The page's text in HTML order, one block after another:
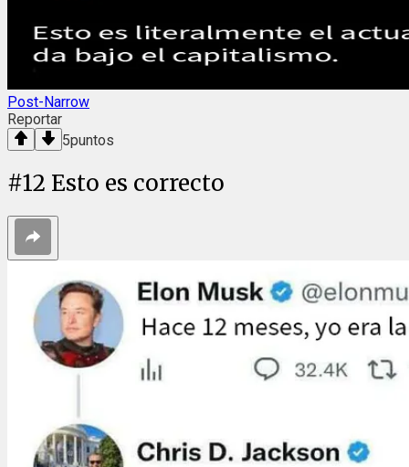
Post-Narrow
Reportar
5puntos
#12 Esto es correcto